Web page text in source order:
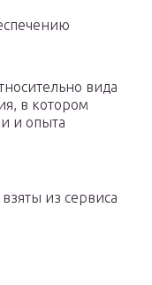
вида
в котором
и опыта
из сервиса